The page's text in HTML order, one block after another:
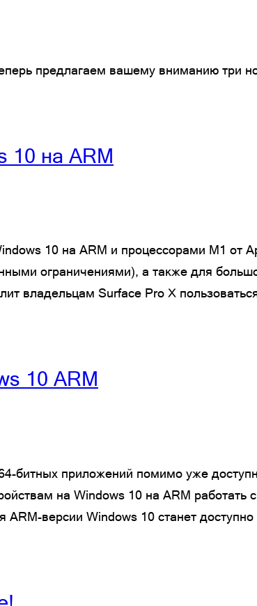
предлагаем вашему вниманию три
10 на ARM
10 на ARM и процессорами M1 от
ограничениями), а также для
владельцам Surface Pro X
10 ARM
битных приложений помимо уже
на Windows 10 на ARM работать
версии Windows 10 станет доступно